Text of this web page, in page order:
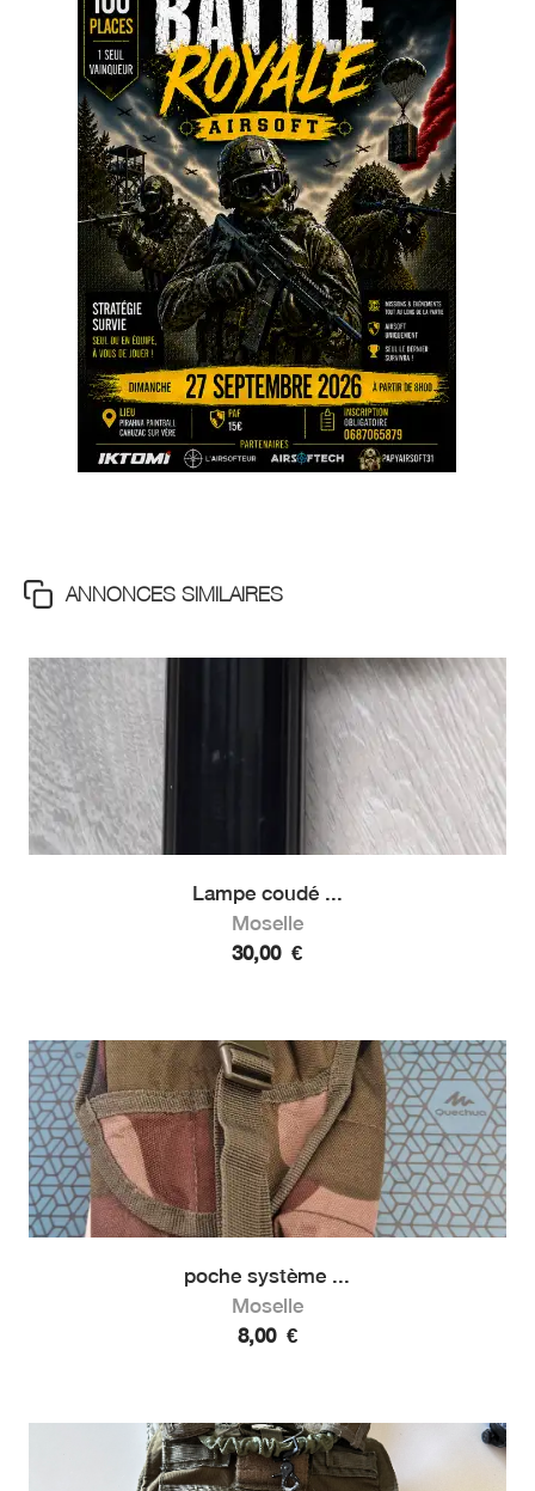
ANNONCES SIMILAIRES
Lampe coudé ...
Moselle
30,00 €
poche système ...
Moselle
8,00 €